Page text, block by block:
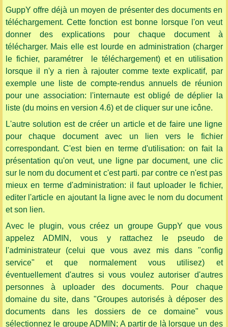
GuppY offre déjà un moyen de présenter des documents en
téléchargement. Cette fonction est bonne lorsque l'on veut
donner des explications pour chaque document à
télécharger. Mais elle est lourde en administration (charger
le fichier, paramétrer le téléchargement) et en utilisation
lorsque il n'y a rien à rajouter comme texte explicatif, par
exemple une liste de compte-rendus annuels de réunion
pour une association: l'internaute est obligé de déplier la
liste (du moins en version 4.6) et de cliquer sur une icône.
L'autre solution est de créer un article et de faire une ligne
pour chaque document avec un lien vers le fichier
correspondant. C'est bien en terme d'utilisation: on fait la
présentation qu'on veut, une ligne par document, une clic
sur le nom du document et c'est parti. par contre ce n'est pas
mieux en terme d'administration: il faut uploader le fichier,
editer l'article en ajoutant la ligne avec le nom du document
et son lien.
Avec le plugin, vous créez un groupe GuppY que vous
appelez ADMIN, vous y rattachez le pseudo de
l'administrateur (celui que vous avez mis dans "config
service" et que normalement vous utilisez) et
éventuellement d'autres si vous voulez autoriser d'autres
personnes à uploader des documents. Pour chaque
domaine du site, dans "Groupes autorisés à déposer des
documents dans les dossiers de ce domaine" vous
sélectionnez le groupe ADMIN; A partir de là lorsque un des